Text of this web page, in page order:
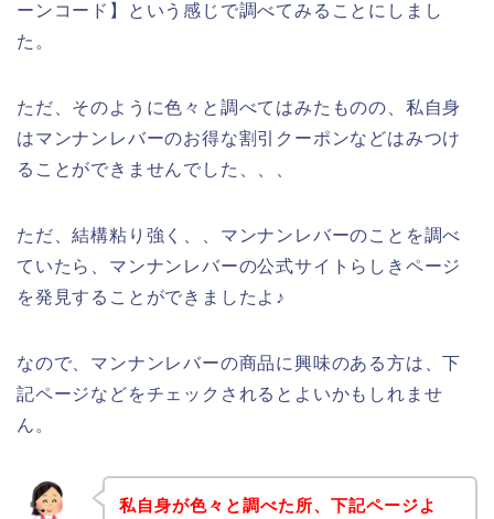
ーンコード】という感じで調べてみることにしまし
た。
ただ、そのように色々と調べてはみたものの、私自身
はマンナンレバーのお得な割引クーポンなどはみつけ
ることができませんでした、、、
ただ、結構粘り強く、、マンナンレバーのことを調べ
ていたら、マンナンレバーの公式サイトらしきページ
を発見することができましたよ♪
なので、マンナンレバーの商品に興味のある方は、下
記ページなどをチェックされるとよいかもしれませ
ん。
私自身が色々と調べた所、下記ページよ